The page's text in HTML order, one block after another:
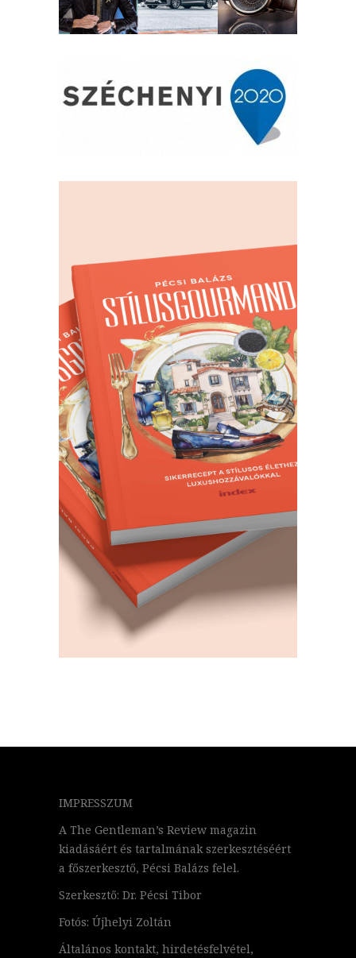
IMPRESSZUM
A The Gentleman’s Review magazin
kiadásáért és tartalmának szerkesztéséért
a főszerkesztő, Pécsi Balázs felel.
Szerkesztő: Dr. Pécsi Tibor
Fotós: Újhelyi Zoltán
Általános kontakt, hirdetésfelvétel,